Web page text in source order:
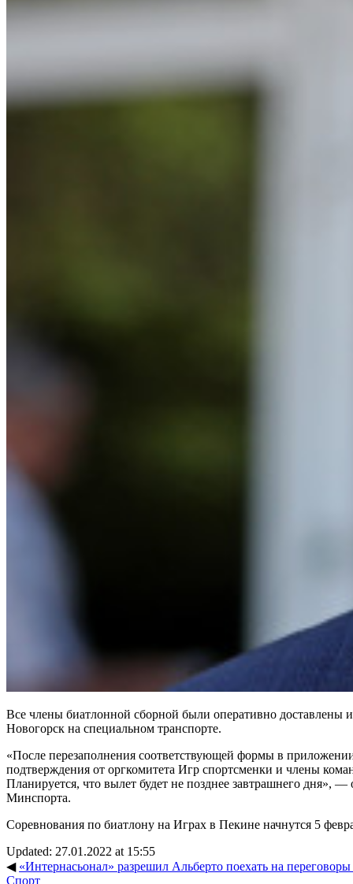
Все члены биатлонной сборной были оперативно доставлены
Новогорск на специальном транспорте.
«После перезаполнения соответствующей формы в
подтверждения от оргкомитета Игр спортсменки и члены
Планируется, что вылет будет не позднее завтрашнего дня», —
Минспорта.
Соревнования по биатлону на Играх в Пекине начнутся 5
Updated: 27.01.2022 at 15:55
◀ «Интернасьонал» разрешил Альберто поехать на
Спорт